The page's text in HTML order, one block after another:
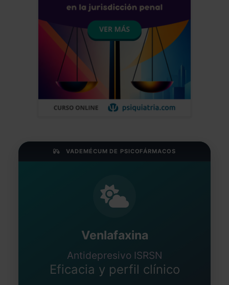
VADEMÉCUM DE PSICOFÁRMACOS
Venlafaxina
Antidepresivo ISRSN
Eficacia y perfil clínico